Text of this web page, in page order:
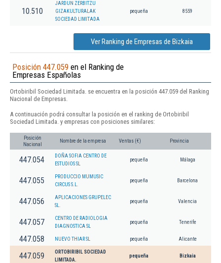
10.510
JARDUN ZERBITZU
GIZAKULTURALAK
SOCIEDAD LIMITADA
pequeña 8559
Ver Ranking de Empresas de Bizkaia
Posición 447.059 en el Ranking de
Empresas Españolas
Ortobiribil Sociedad Limitada. se encuentra en la posición 447.059 del Ranking
Nacional de Empresas.
A continuación podrá consultar la posición en el ranking de Ortobiribil
Sociedad Limitada. y empresas con posiciones similares:
Posición
Nacional
Nombre de la empresa Ventas (€) Provincia
447.054
DOÑA SOFIA CENTRO DE
ESTUDIOS SL
pequeña Málaga
447.055
PRODUCCIO MUMUSIC
CIRCUS S.L.
pequeña Barcelona
447.056
APLICACIONES GRUPELEC
SL.
pequeña Valencia
447.057
CENTRO DE RADIOLOGIA
DIAGNOSTICA SL
pequeña Tenerife
447.058 NUEVO THIAR SL pequeña Alicante
447.059
ORTOBIRIBIL SOCIEDAD
LIMITADA.
pequeña Bizkaia